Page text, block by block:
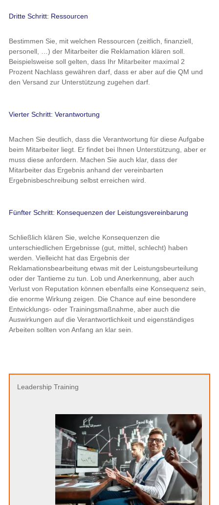
Dritte Schritt: Ressourcen
Bestimmen Sie, mit welchen Ressourcen (zeitlich, finanziell,
personell, …) der Mitarbeiter die Reklamation klären soll.
Beispielsweise soll gelten, dass Ihr Mitarbeiter maximal 2
Prozent Nachlass gewähren darf, dass er aber auf die QM und
den Versand zur Unterstützung zugehen darf.
Vierter Schritt: Verantwortung
Machen Sie deutlich, dass die Verantwortung für diese Aufgabe
beim Mitarbeiter liegt. Er findet bei Ihnen Unterstützung, aber er
muss diese anfordern. Machen Sie auch klar, dass der
Mitarbeiter das Ergebnis anhand der vereinbarten
Ergebnisbeschreibung selbst erreichen wird.
Fünfter Schritt: Konsequenzen der Leistungsvereinbarung
Schließlich klären Sie, welche Konsequenzen die
unterschiedlichen Ergebnisse (gut, mittel, schlecht) haben
werden. Vielleicht hat das Ergebnis der
Reklamationsbearbeitung etwas mit der Leistungsbeurteilung
oder der Tantieme zu tun. Lob und Anerkennung, aber auch
Verlust von Reputation können ebenfalls eine Konsequenz sein,
die enorme Wirkung zeigen. Die Chance auf eine besondere
Entwicklungs- oder Trainingsmaßnahme, aber auch die
Auswirkungen auf die Verantwortlichkeit und eigenständiges
Arbeiten sollten von Anfang an klar sein.
Leadership Training